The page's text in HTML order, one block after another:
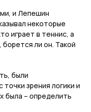
и Лепешин
некоторые
играет в теннис, а
борется ли он. Такой
были
зрения логики и
была – определить